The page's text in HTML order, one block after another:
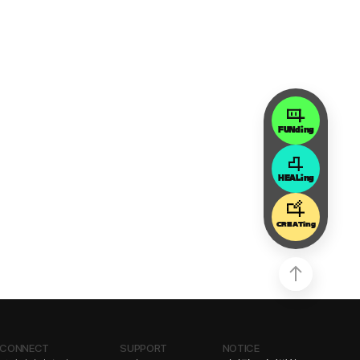
FUNding
HEALing
CREATing
CONNECT
SUPPORT
NOTICE